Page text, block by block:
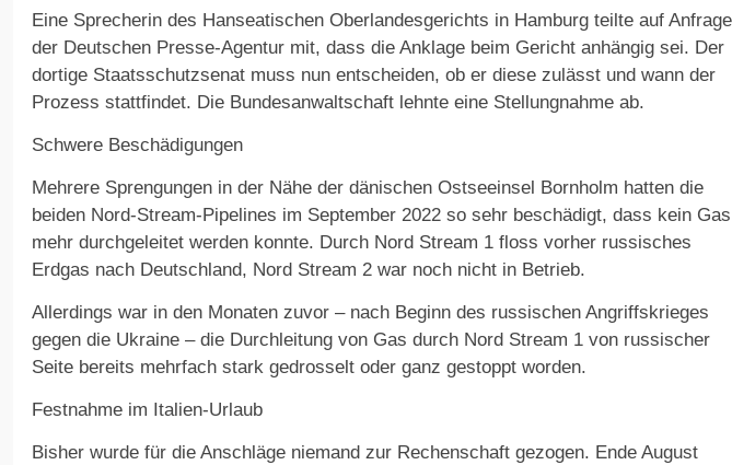
Eine Sprecherin des Hanseatischen Oberlandesgerichts in Hamburg teilte auf Anfrage
der Deutschen Presse-Agentur mit, dass die Anklage beim Gericht anhängig sei. Der
dortige Staatsschutzsenat muss nun entscheiden, ob er diese zulässt und wann der
Prozess stattfindet. Die Bundesanwaltschaft lehnte eine Stellungnahme ab.
Schwere Beschädigungen
Mehrere Sprengungen in der Nähe der dänischen Ostseeinsel Bornholm hatten die
beiden Nord-Stream-Pipelines im September 2022 so sehr beschädigt, dass kein Gas
mehr durchgeleitet werden konnte. Durch Nord Stream 1 floss vorher russisches
Erdgas nach Deutschland, Nord Stream 2 war noch nicht in Betrieb.
Allerdings war in den Monaten zuvor – nach Beginn des russischen Angriffskrieges
gegen die Ukraine – die Durchleitung von Gas durch Nord Stream 1 von russischer
Seite bereits mehrfach stark gedrosselt oder ganz gestoppt worden.
Festnahme im Italien-Urlaub
Bisher wurde für die Anschläge niemand zur Rechenschaft gezogen. Ende August